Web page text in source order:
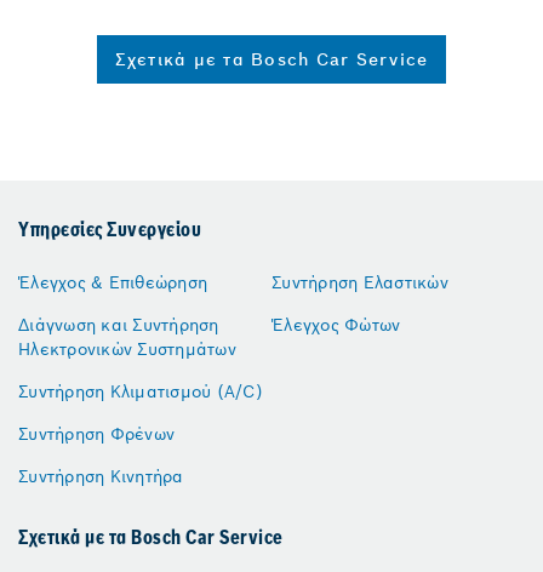
Σχετικά με τα Bosch Car Service
Υπηρεσίες Συνεργείου
Έλεγχος & Επιθεώρηση
Διάγνωση και Συντήρηση
Ηλεκτρονικών Συστημάτων
Συντήρηση Κλιματισμού (A/C)
Συντήρηση Φρένων
Συντήρηση Κινητήρα
Συντήρηση Ελαστικών
Έλεγχος Φώτων
Σχετικά με τα Bosch Car Service